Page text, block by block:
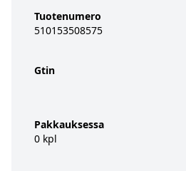
Tuotenumero
510153508575
Gtin
Pakkauksessa
0 kpl